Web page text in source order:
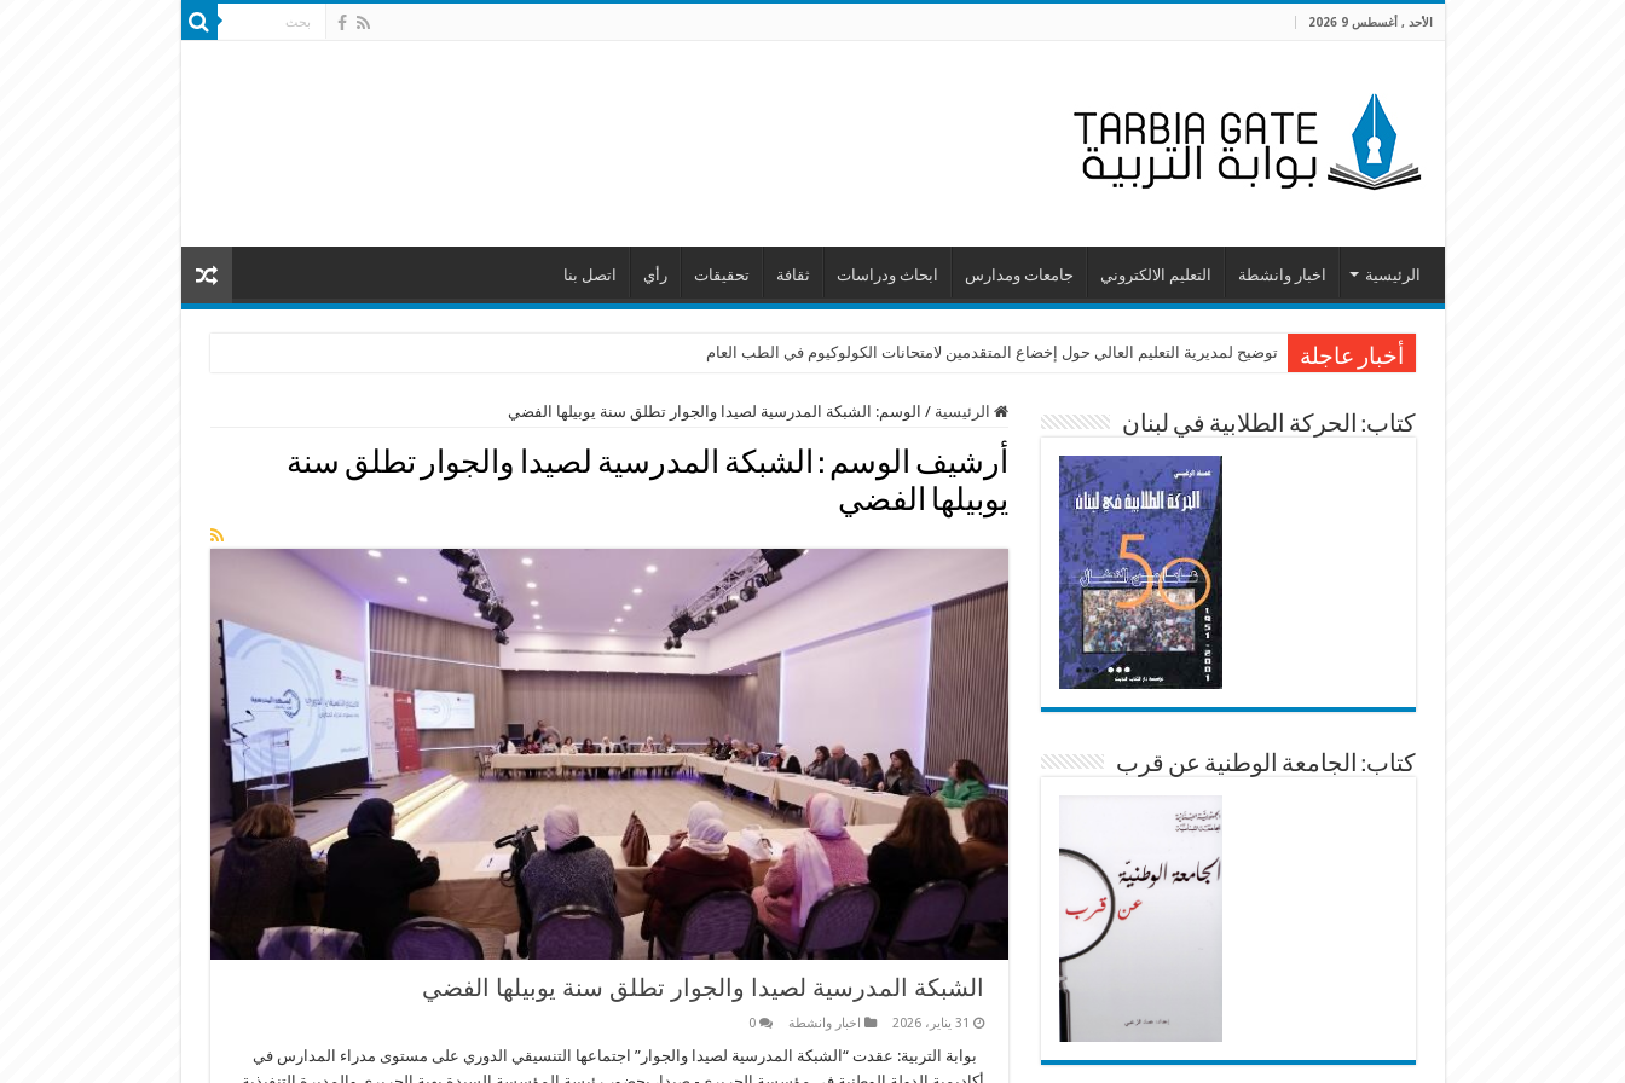
الأحد , أغسطس 9 2026
الرئيسية اخبار وانشطة التعليم الالكتروني جامعات ومدارس ابحاث ودراسات ثقافة تحقيقات رأي اتصل بنا
أخبار عاجلة توضيح لمديرية التعليم العالي حول إخضاع المتقدمين لامتحانات الكولوكيوم في الطب العام
الرئيسية / الوسم: الشبكة المدرسية لصيدا والجوار تطلق سنة يوبيلها الفضي
أرشيف الوسم : الشبكة المدرسية لصيدا والجوار تطلق سنة
يوبيلها الفضي
الشبكة المدرسية لصيدا والجوار تطلق سنة يوبيلها الفضي
31 يناير، 2026 اخبار وانشطة 0
بوابة التربية: عقدت “الشبكة المدرسية لصيدا والجوار” اجتماعها التنسيقي الدوري على مستوى مدراء المدارس في
كتاب: الحركة الطلابية في لبنان
كتاب: الجامعة الوطنية عن قرب